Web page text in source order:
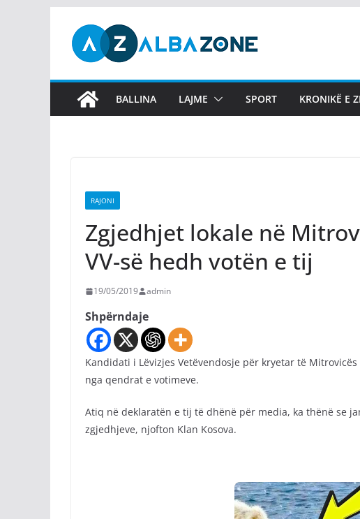
content
BALLINA LAJME SPORT KRONIKË E
RAJONI
Zgjedhjet lokale në
VV-së hedh votën e tij
19/05/2019 admin
Shpërndaje
Kandidati i Lëvizjes Vetëvendosje për kryetar të
nga qendrat e votimeve.
Atiq në deklaratën e tij të dhënë për media, ka thënë se
zgjedhjeve, njofton Klan Kosova.